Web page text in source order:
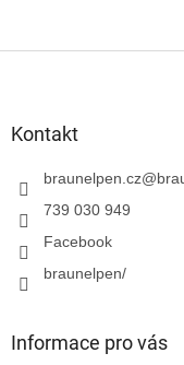
Kontakt
braunelpen.cz@
739 030 949
Facebook
braunelpen/
Informace pro vás